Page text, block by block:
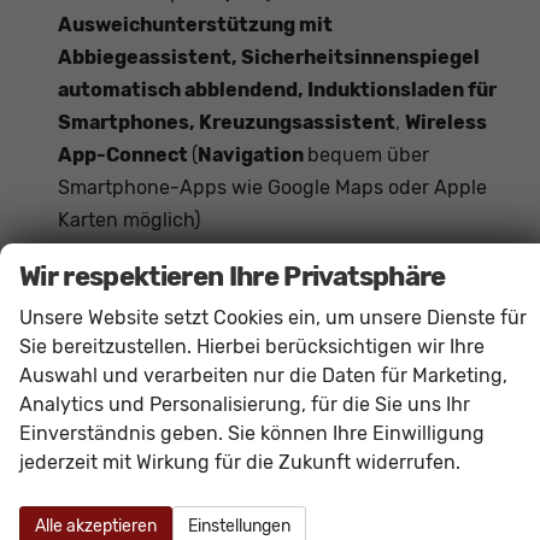
Ausweichunterstützung mit
Abbiegeassistent, Sicherheitsinnenspiegel
automatisch abblendend, Induktionsladen für
Smartphones, Kreuzungsassistent, Wireless
App-Connect ( Navigation bequem über
Smartphone-Apps wie Google Maps oder Apple
Karten möglich)
Navigationssystem. Durch Apple CarPlay /
Android Autoist jedoch eineNavigationüber
kompatible Smartphone-Apps (z.B. Google Maps
oder Apple Karten) über den Fahrzeugbildschirm
möglich.
Armlehnen
Wir respektieren Ihre Privatsphäre
Unsere Website setzt Cookies ein, um unsere Dienste für
Sie bereitzustellen. Hierbei berücksichtigen wir Ihre
Auswahl und verarbeiten nur die Daten für Marketing,
Analytics und Personalisierung, für die Sie uns Ihr
Einverständnis geben. Sie können Ihre Einwilligung
jederzeit mit Wirkung für die Zukunft widerrufen.
Alle akzeptieren Einstellungen